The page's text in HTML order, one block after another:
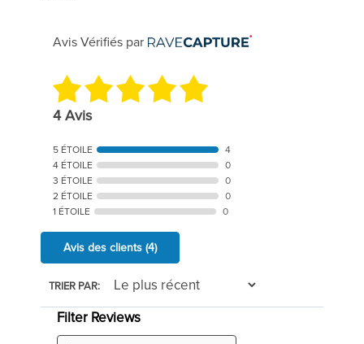
Avis Vérifiés par
4 Avis
5 ÉTOILE
4
4 ÉTOILE
0
3 ÉTOILE
0
2 ÉTOILE
0
1 ÉTOILE
0
Avis des clients (4)
TRIER PAR:
Filter Reviews